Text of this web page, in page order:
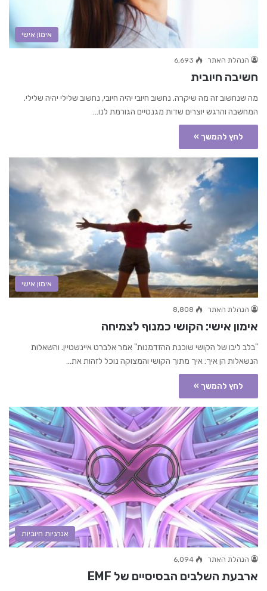
אימון אישי
הנהלת האתר 6,693
חשיבה חיובית
מה שנחשוב זה מה שיקרה. נחשוב חיובי יהיה חיובי, נחשוב שלילי יהיה שלילי.
המחשבה והרגש יוצרים שדות מגנטיים הגורמת לנו…
לחץ להמשך »
אימון אישי
הנהלת האתר 8,808
אימון אישי: הקושי כמנוף לצמיחה
"בלב ליבו של הקושי שוכנת ההזדמנות" אמר אלברט איינשטיין. והשאלות
הנשאלות הן איך: איך מתוך הקושי והמצוקה נוכל לזהות את…
לחץ להמשך »
אנרגיות חיוביות
הנהלת האתר 6,094
ארבעת השלבים הבסיסיים של EMF